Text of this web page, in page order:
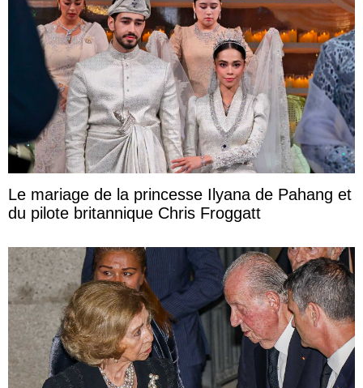
Le mariage de la princesse Ilyana de Pahang et
du pilote britannique Chris Froggatt